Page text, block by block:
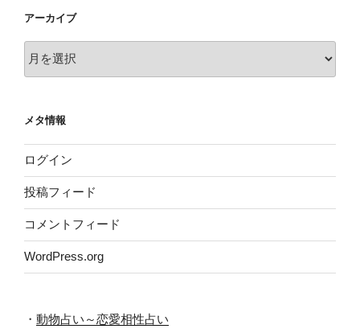
アーカイブ
ー
ブ
メタ情報
ログイン
投稿フィード
コメントフィード
WordPress.org
・ 動物占い～恋愛相性占い